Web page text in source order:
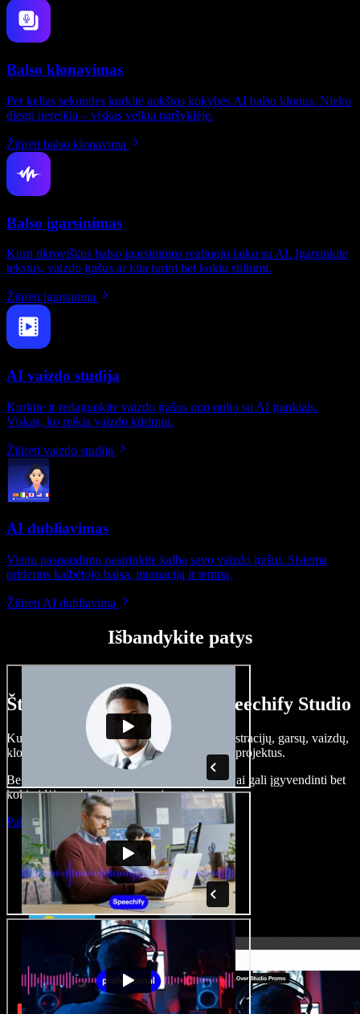
Balso klonavimas
Per kelias sekundes kurkite aukštos kokybės AI balso klonus. Nieko
diegti nereikia – viskas veikia naršyklėje.
Žiūrėti balso klonavimą
Balso įgarsinimas
Kurti tikroviškus balso įgarsinimus realiuoju laiku su AI. Įgarsinkite
tekstus, vaizdo įrašus ar kitą turinį bet kokiu stiliumi.
Žiūrėti įgarsinimą
AI vaizdo studija
Kurkite ir redaguokite vaizdo įrašus nuo nulio su AI įrankiais.
Viskas, ko reikia vaizdo kūrimui.
Žiūrėti vaizdo studiją
AI dubliavimas
Vienu paspaudimu pasirinkite kalbą savo vaizdo įrašui. Sistema
priderins kalbėtojo balsą, intonaciją ir tempą.
Žiūrėti AI dubliavimą
Išbandykite patys
Štai ką galite nuveikti su Speechify Studio
Kurkite įgarsinimus, pridėkite nemokamų iliustracijų, garsų, vaizdų,
klonuokite balsą – kurkite pilnus, įspūdingus projektus.
Be jokių mokymų ir viskas naršyklėje – kūrėjai gali įgyvendinti bet
kokią idėją, neberibojami senųjų metodų.
Paleisti studiją